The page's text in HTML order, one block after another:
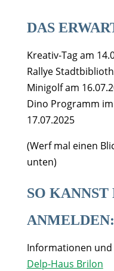
DAS
Kreativ-Tag am
Rallye
Minigolf am
Dino Programm
17.07.2025
(Werf mal einen
unten)
SO KANNST
ANMELDEN:
Informationen
Delp-Haus Brilon